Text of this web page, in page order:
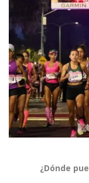
¿Dónde